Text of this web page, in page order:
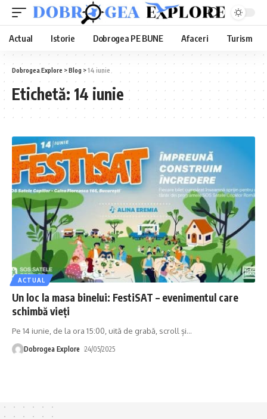
Actual Istorie Dobrogea PE BUNE Afaceri Turism
Dobrogea Explore >Blog >14 iunie
Etichetă: 14 iunie
ACTUAL
Un loc la masa binelui: FestiSAT – evenimentul care
schimbă vieți
Pe 14 iunie, de la ora 15:00, uită de grabă, scroll și…
Dobrogea Explore 24/05/2025